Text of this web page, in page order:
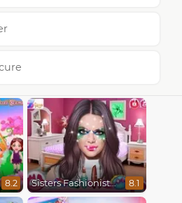
8.2 Sisters Fashionista Makeup 8.1